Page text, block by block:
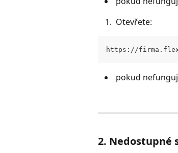
Otevřete:
https://
pokud
2. Nedostupné